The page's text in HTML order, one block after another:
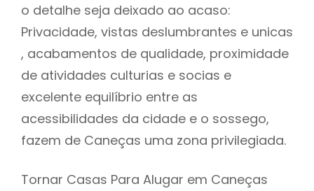
o detalhe seja deixado ao acaso:
Privacidade, vistas deslumbrantes e unicas
, acabamentos de qualidade, proximidade
de atividades culturias e socias e
excelente equilíbrio entre as
acessibilidades da cidade e o sossego,
fazem de Caneças uma zona privilegiada.
Tornar Casas Para Alugar em Caneças